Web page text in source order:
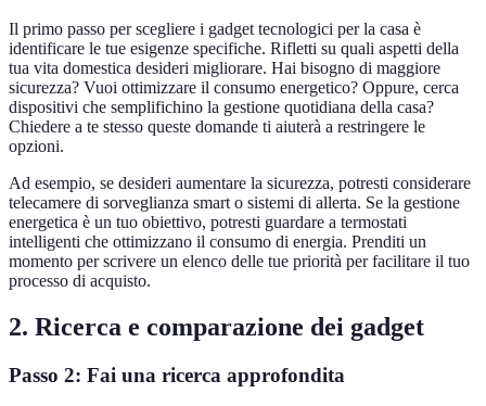
Il primo passo per scegliere i gadget tecnologici per la casa è
identificare le tue esigenze specifiche. Rifletti su quali aspetti della
tua vita domestica desideri migliorare. Hai bisogno di maggiore
sicurezza? Vuoi ottimizzare il consumo energetico? Oppure, cerca
dispositivi che semplifichino la gestione quotidiana della casa?
Chiedere a te stesso queste domande ti aiuterà a restringere le
opzioni.
Ad esempio, se desideri aumentare la sicurezza, potresti considerare
telecamere di sorveglianza smart o sistemi di allerta. Se la gestione
energetica è un tuo obiettivo, potresti guardare a termostati
intelligenti che ottimizzano il consumo di energia. Prenditi un
momento per scrivere un elenco delle tue priorità per facilitare il tuo
processo di acquisto.
2. Ricerca e comparazione dei gadget
Passo 2: Fai una ricerca approfondita